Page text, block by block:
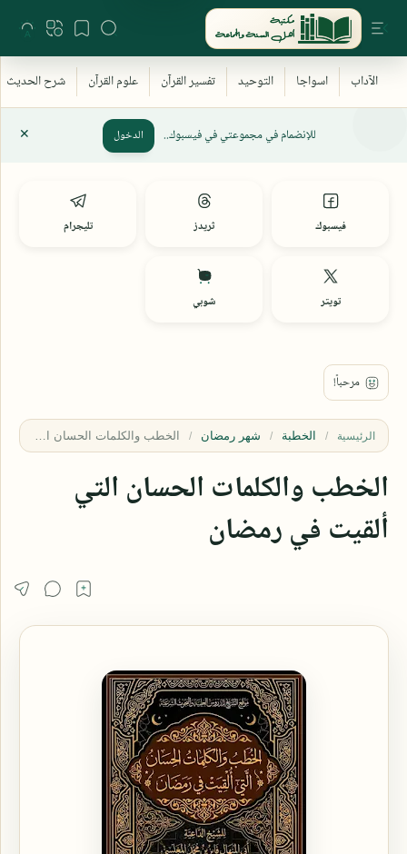
للإنضمام في مجموعتي في فيسبوك.. الدخول
فيسبوك ثريدز تليجرام
تويتر شوبي
الرئيسية الخطبة شهر رمضان
الخطب والكلمات الحسان التي
ألقيت في رمضان